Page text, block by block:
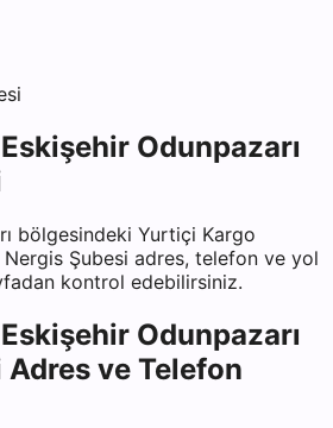
Odunpazarı
bölgesindeki Yurtiçi Kargo
Nergis Şubesi adres, telefon ve yol
kontrol edebilirsiniz.
Odunpazarı
Adres ve Telefon